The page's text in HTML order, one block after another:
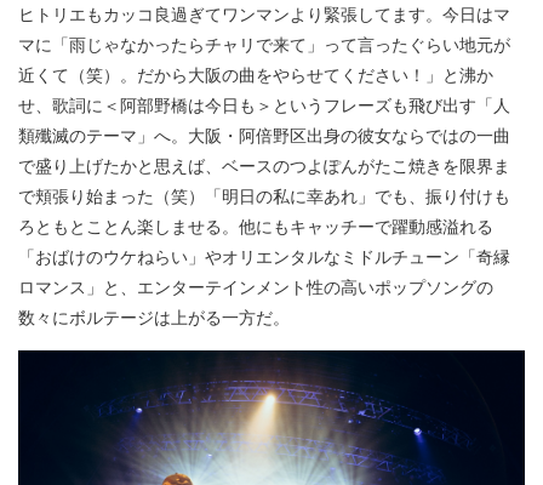
ヒトリエもカッコ良過ぎてワンマンより緊張してます。今日はマ
マに「雨じゃなかったらチャリで来て」って言ったぐらい地元が
近くて（笑）。だから大阪の曲をやらせてください！」と沸か
せ、歌詞に＜阿部野橋は今日も＞というフレーズも飛び出す「人
類殲滅のテーマ」へ。大阪・阿倍野区出身の彼女ならではの一曲
で盛り上げたかと思えば、ベースのつよぽんがたこ焼きを限界ま
で頬張り始まった（笑）「明日の私に幸あれ」でも、振り付けも
ろともとことん楽しませる。他にもキャッチーで躍動感溢れる
「おばけのウケねらい」やオリエンタルなミドルチューン「奇縁
ロマンス」と、エンターテインメント性の高いポップソングの
数々にボルテージは上がる一方だ。